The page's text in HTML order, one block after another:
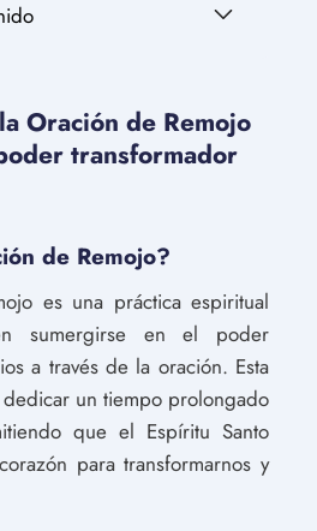
Oración de Remojo
transformador
de Remojo?
es una práctica espiritual
sumergirse en el poder
a través de la oración. Esta
un tiempo prolongado
que el Espíritu Santo
para transformarnos y